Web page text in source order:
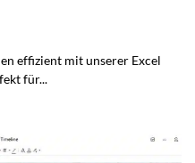
effizient mit unserer Excel
für...